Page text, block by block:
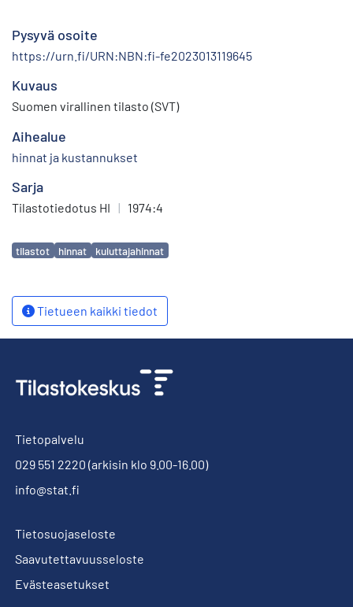
Pysyvä osoite
https://urn.fi/URN:NBN:fi-fe2023013119645
Kuvaus
Suomen virallinen tilasto (SVT)
Aihealue
hinnat ja kustannukset
Sarja
Tilastotiedotus HI | 1974:4
Avainsanat
tilastot hinnat kuluttajahinnat
Tietueen kaikki tiedot
Tietopalvelu
029 551 2220 (arkisin klo 9.00-16.00)
info@stat.fi
Tietosuojaseloste
Saavutettavuusseloste
Evästeasetukset